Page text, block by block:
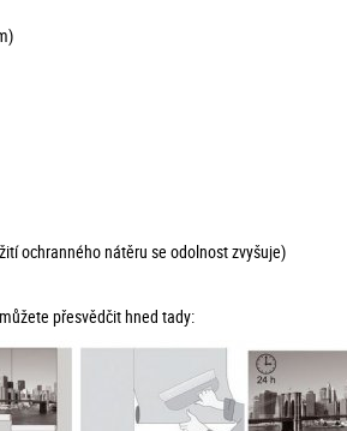
ochranného nátěru se odolnost zvyšuje)
přesvědčit hned tady: